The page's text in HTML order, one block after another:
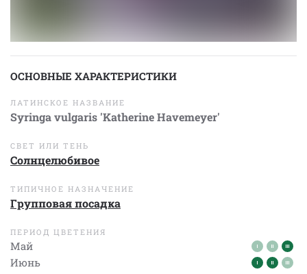
ОСНОВНЫЕ ХАРАКТЕРИСТИКИ
ЛАТИНСКОЕ НАЗВАНИЕ
Syringa vulgaris 'Katherine Havemeyer'
СВЕТ ИЛИ ТЕНЬ
Солнцелюбивое
ТИПИЧНОЕ НАЗНАЧЕНИЕ
Групповая посадка
ПЕРИОД ЦВЕТЕНИЯ
Май
Июнь